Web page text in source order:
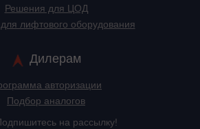
Решения для ЦОД
лифтового оборудования
Дилерам
авторизации
Подбор аналогов
на рассылку!